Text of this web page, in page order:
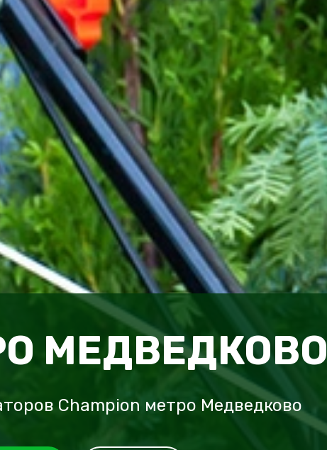
МЕДВЕДКОВО
Champion метро Медведково